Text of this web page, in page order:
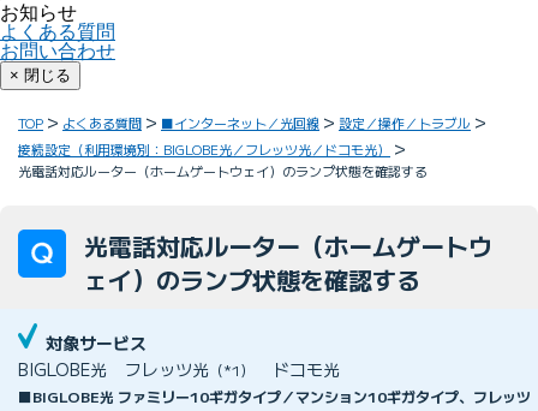
お知らせ
よくある質問
お問い合わせ
× 閉じる
TOP よくある質問 ■インターネット／光回線
設定／操作／トラブル
接続設定（利用環境別：BIGLOBE光／フレッツ光／ドコモ光）
光電話対応ルーター（ホームゲートウェイ）のランプ状態を確認する
光電話対応ルーター（ホームゲートウ
ェイ）のランプ状態を確認する
対象サービス
BIGLOBE光
フレッツ光 （*1） ドコモ光
■BIGLOBE光 ファミリー10ギガタイプ／マンション10ギガタイプ、フレッツ